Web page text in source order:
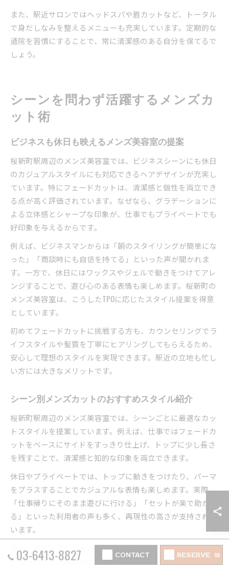
また、駅近サロンではヘッドスパや眉カットなど、トータル
で身だしなみを整えるメニューも充実しています。定期的な
通院を習慣にすることで、常に清潔感のある自分を保てるで
しょう。
シーンを問わず活躍するメンズカ
ット術
ビジネスも休日も映えるメンズ美容室の提案
桜新町駅周辺のメンズ美容室では、ビジネスシーンにも休日
のカジュアルスタイルにも対応できるヘアデザインが充実し
ています。特にフェードカットは、清潔感と個性を両立でき
る点が高く評価されています。なぜなら、グラデーションに
よる立体感とシャープな印象が、仕事でもプライベートでも
好印象を与えるからです。
例えば、ビジネスマンからは「朝のスタイリングが簡単にな
った」「商談時にも自信を持てる」といった声が聞かれま
す。一方で、休日にはワックスやジェルで動きをつけてアレ
ンジすることで、遊び心のある表情も楽しめます。桜新町の
メンズ美容室は、こうしたTPOに応じたスタイル提案を得意
としています。
初めてフェードカットに挑戦する方も、カウンセリングでラ
イフスタイルや髪質を丁寧にヒアリングしてもらえるため、
安心して理想のスタイルを実現できます。駅近の立地も忙し
い方には大きなメリットです。
シーン別メンズカットのおすすめスタイル紹介
桜新町駅周辺のメンズ美容室では、シーンごとに最適なカッ
トスタイルを提案しています。例えば、仕事ではフェードカ
ットをベースにサイドをすっきり仕上げ、トップに少し長さ
を残すことで、清潔感と知的な印象を両立できます。
休日やプライベートでは、トップに動きをつけたり、パーマ
をプラスすることでカジュアルな表情も楽しめます。実際、
「仕事帰りにそのまま遊びに行ける」「セットが楽で助か
る」といった利用者の声も多く、再現性の高さが支持されて
います。
また、季節や流行に合わせた提案も豊富で、春夏は爽やかな
ショート、秋冬は重めのシルエットなど、幅広い要望に対応
03-6413-8827 CONTACT RESERVE